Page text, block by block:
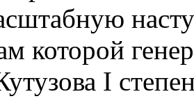
которой
I